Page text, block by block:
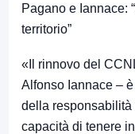
Pagano e Iannace:
territorio”
«Il rinnovo del
Alfonso Iannace –
della
capacità di tenere